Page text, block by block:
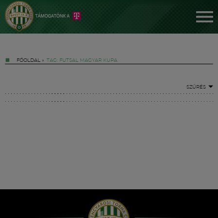
FŐOLDAL » TAG: FUTSAL MAGYAR KUPA
SZŰRÉS
Hírek